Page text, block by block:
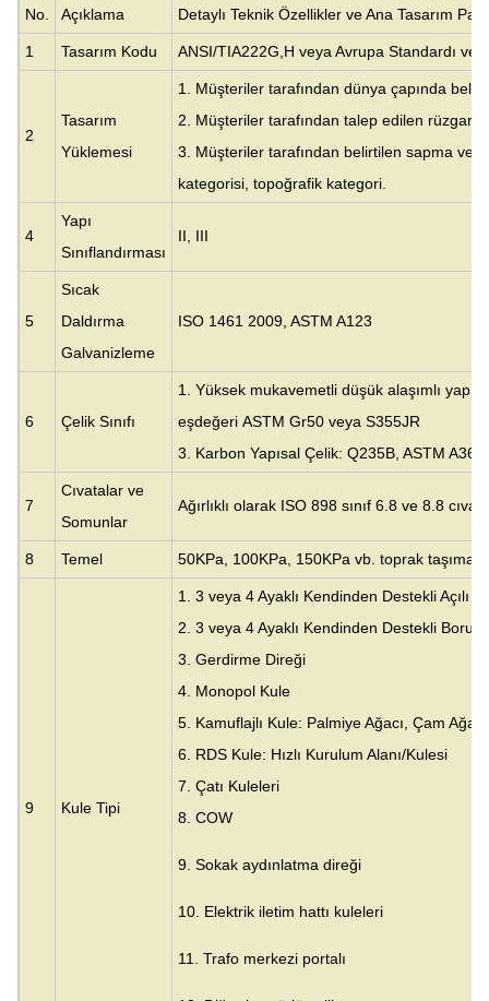
No. Açıklama Detaylı Teknik Özellikler ve Ana Tasarım
1 Tasarım Kodu ANSI/TIA222G,H veya Avrupa Standardı ve
2
Tasarım
Yüklemesi
1. Müşteriler tarafından dünya çapında
2. Müşteriler tarafından talep edilen rüzgar
3. Müşteriler tarafından belirtilen sapma ve
kategorisi, topoğrafik kategori.
4
Yapı
Sınıflandırması
II, III
5
Sıcak
Daldırma
Galvanizleme
ISO 1461 2009, ASTM A123
6 Çelik Sınıfı
1. Yüksek mukavemetli düşük alaşımlı
eşdeğeri ASTM Gr50 veya S355JR
3. Karbon Yapısal Çelik: Q235B, ASTM A36
7
Cıvatalar ve
Somunlar
Ağırlıklı olarak ISO 898 sınıf 6.8 ve 8.8
8 Temel 50KPa, 100KPa, 150KPa vb. toprak taşıma
9 Kule Tipi
1. 3 veya 4 Ayaklı Kendinden Destekli Açılı
2. 3 veya 4 Ayaklı Kendinden Destekli Boru
3. Gerdirme Direği
4. Monopol Kule
5. Kamuflajlı Kule: Palmiye Ağacı, Çam
6. RDS Kule: Hızlı Kurulum Alanı/Kulesi
7. Çatı Kuleleri
8. COW
9. Sokak aydınlatma direği
10. Elektrik iletim hattı kuleleri
11. Trafo merkezi portalı